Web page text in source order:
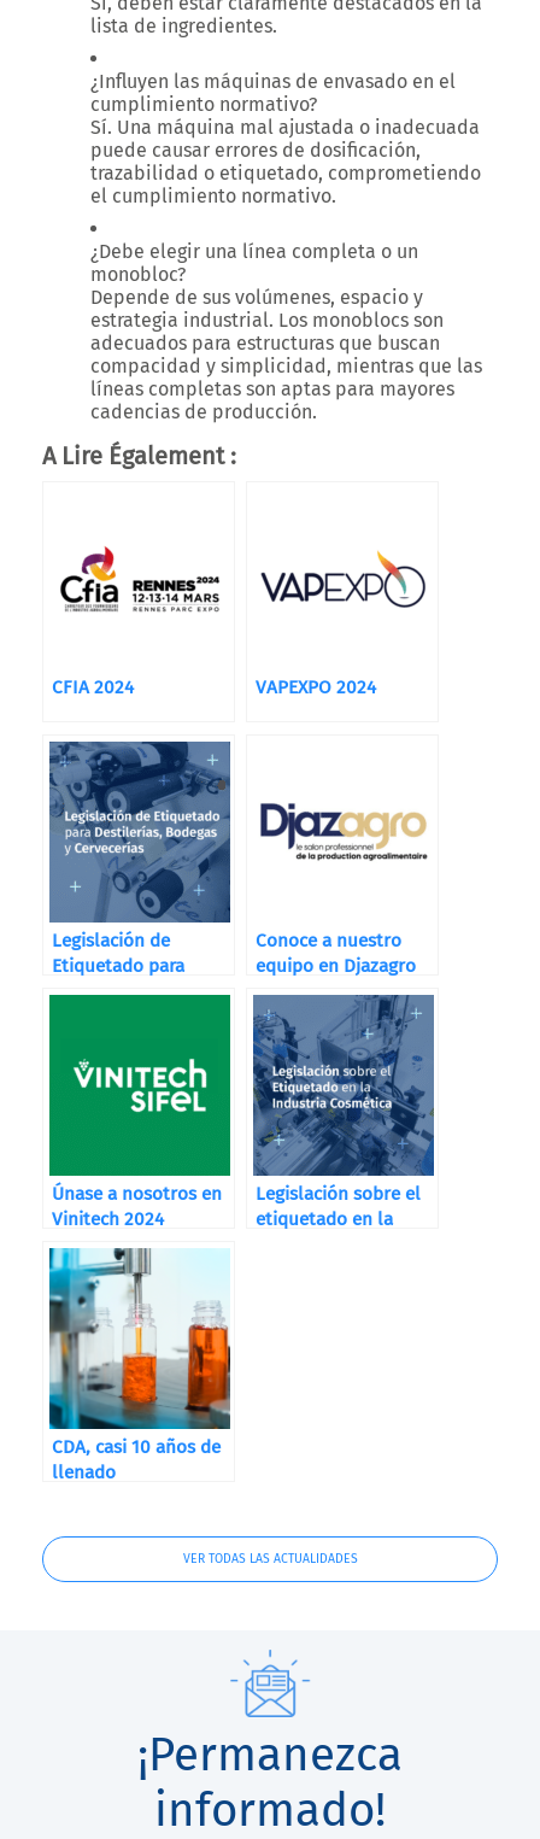
lista de ingredientes.
¿Influyen las máquinas de envasado en el
cumplimiento normativo?
Sí. Una máquina mal ajustada o inadecuada
puede causar errores de dosificación,
trazabilidad o etiquetado, comprometiendo
el cumplimiento normativo.
¿Debe elegir una línea completa o un
monobloc?
Depende de sus volúmenes, espacio y
estrategia industrial. Los monoblocs son
adecuados para estructuras que buscan
compacidad y simplicidad, mientras que las
líneas completas son aptas para mayores
cadencias de producción.
A Lire Également :
CFIA 2024 VAPEXPO 2024
Legislación de
Etiquetado para
Destilerías, Bodegas
Conoce a nuestro
equipo en Djazagro
Únase a nosotros en
Vinitech 2024
Legislación sobre el
etiquetado en la
CDA, casi 10 años de
llenado
VER TODAS LAS ACTUALIDADES
¡Permanezca
informado!